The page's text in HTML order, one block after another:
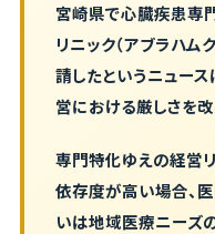
宮崎県で心臓疾患専
リニック（アブラハ
請したというニュー
営における厳しさを改
専門特化ゆえの経営
依存度が高い場合、
いは地域医療ニーズ